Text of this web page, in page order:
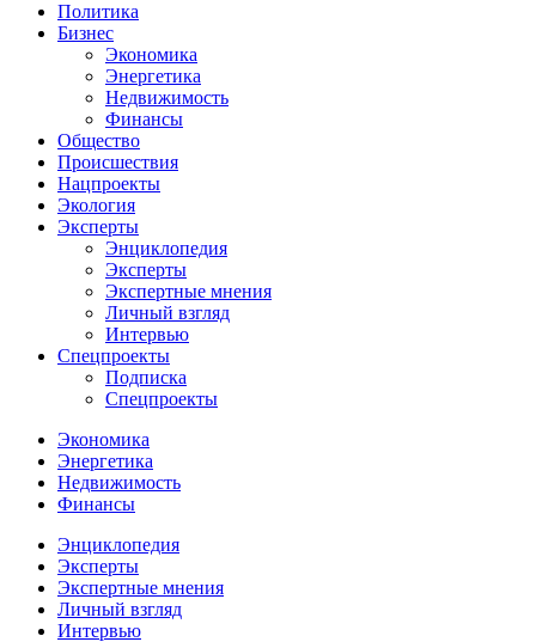
Политика
Бизнес
Экономика
Энергетика
Недвижимость
Финансы
Общество
Происшествия
Нацпроекты
Экология
Эксперты
Энциклопедия
Эксперты
Экспертные мнения
Личный взгляд
Интервью
Спецпроекты
Подписка
Спецпроекты
Экономика
Энергетика
Недвижимость
Финансы
Энциклопедия
Эксперты
Экспертные мнения
Личный взгляд
Интервью